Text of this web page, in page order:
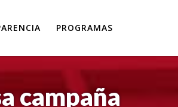
PROGRAMAS
campaña